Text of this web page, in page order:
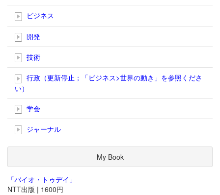
ビジネス
開発
技術
行政（更新停止；「ビジネス>世界の動き」を参照くださ
い）
学会
ジャーナル
My Book
「バイオ・トゥデイ」
NTT出版 | 1600円